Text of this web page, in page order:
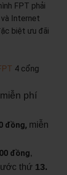
FPT phải
và Internet
biệt ưu đãi
4 cổng
miễn phí
đồng, miễn
đồng,
thứ 13.